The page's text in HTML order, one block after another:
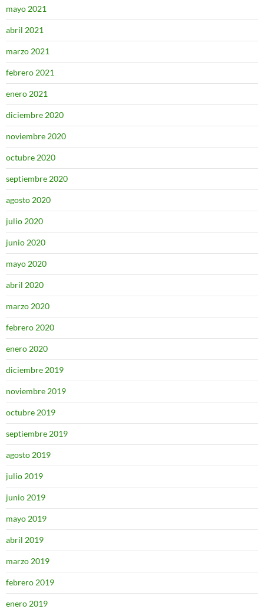
mayo 2021
abril 2021
marzo 2021
febrero 2021
enero 2021
diciembre 2020
noviembre 2020
octubre 2020
septiembre 2020
agosto 2020
julio 2020
junio 2020
mayo 2020
abril 2020
marzo 2020
febrero 2020
enero 2020
diciembre 2019
noviembre 2019
octubre 2019
septiembre 2019
agosto 2019
julio 2019
junio 2019
mayo 2019
abril 2019
marzo 2019
febrero 2019
enero 2019